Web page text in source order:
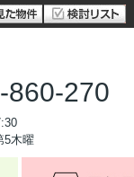
270
5木曜